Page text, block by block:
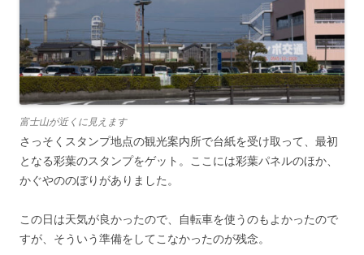
富士山が近くに見えます
さっそくスタンプ地点の観光案内所で台紙を受け取って、最初
となる彩葉のスタンプをゲット。ここには彩葉パネルのほか、
かぐやののぼりがありました。
この日は天気が良かったので、自転車を使うのもよかったので
すが、そういう準備をしてこなかったのが残念。